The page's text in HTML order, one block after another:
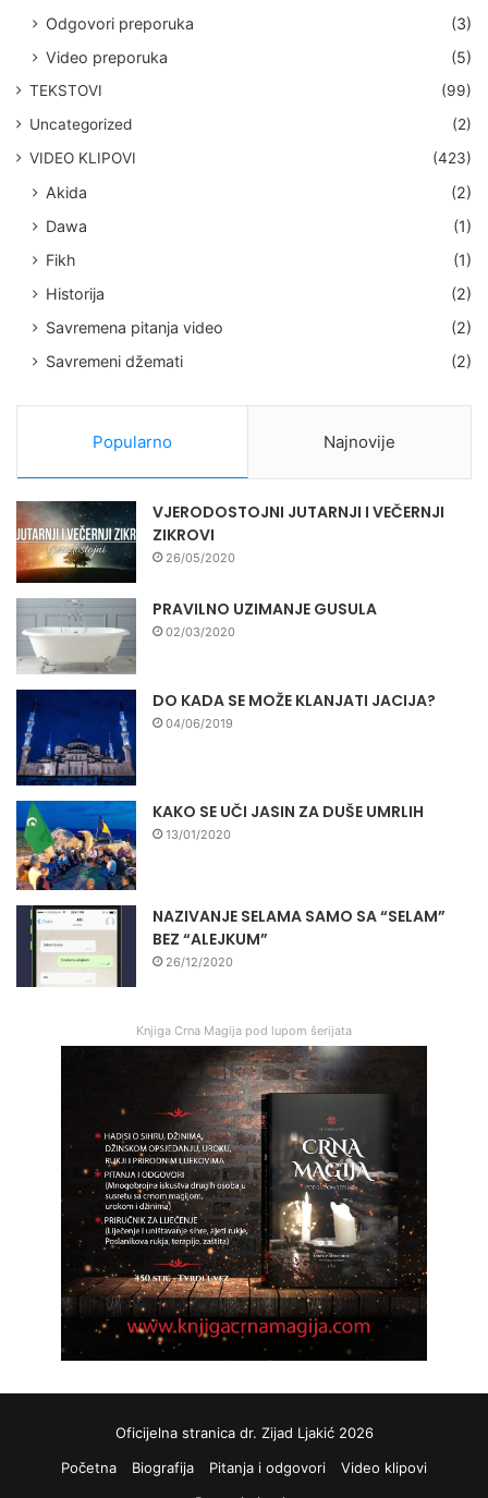
Odgovori preporuka
(3)
Video preporuka
(5)
TEKSTOVI
(99)
Uncategorized
(2)
VIDEO KLIPOVI
(423)
Akida
(2)
Dawa
(1)
Fikh
(1)
Historija
(2)
Savremena pitanja video
(2)
Savremeni džemati
(2)
Popularno Najnovije
VJERODOSTOJNI JUTARNJI I VEČERNJI
ZIKROVI
26/05/2020
PRAVILNO UZIMANJE GUSULA
02/03/2020
DO KADA SE MOŽE KLANJATI JACIJA?
04/06/2019
KAKO SE UČI JASIN ZA DUŠE UMRLIH
13/01/2020
NAZIVANJE SELAMA SAMO SA “SELAM”
BEZ “ALEJKUM”
26/12/2020
Knjiga Crna Magija pod lupom šerijata
Oficijelna stranica dr. Zijad Ljakić 2026
Početna
Biografija Pitanja i odgovori
Video klipovi